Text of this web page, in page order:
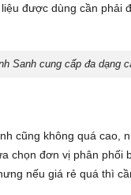
được dùng cần phải
Sanh cung cấp đa dạng
cũng không quá cao,
chọn đơn vị phân
nếu giá rẻ quá thì